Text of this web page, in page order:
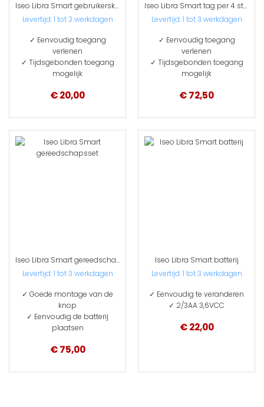
Iseo Libra Smart gebruikerskaart
Levertijd: 1 tot 3 werkdagen
✓ Eenvoudig toegang
verlenen
✓ Tijdsgebonden toegang
mogelijk
€ 20,00
Iseo Libra Smart tag per 4 stuks
Levertijd: 1 tot 3 werkdagen
✓ Eenvoudig toegang
verlenen
✓ Tijdsgebonden toegang
mogelijk
€ 72,50
Iseo Libra Smart gereedschapsset
Levertijd: 1 tot 3 werkdagen
✓ Goede montage van de
knop
✓ Eenvoudig de batterij
plaatsen
€ 75,00
Iseo Libra Smart batterij
Levertijd: 1 tot 3 werkdagen
✓ Eenvoudig te veranderen
✓ 2/3AA 3,6VCC
€ 22,00